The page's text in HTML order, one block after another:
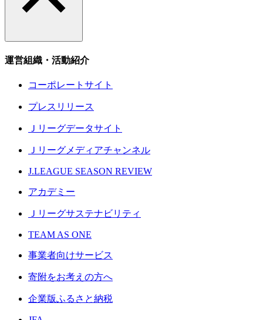
運営組織・活動紹介
コーポレートサイト
プレスリリース
Ｊリーグデータサイト
Ｊリーグメディアチャンネル
J.LEAGUE SEASON REVIEW
アカデミー
Ｊリーグサステナビリティ
TEAM AS ONE
事業者向けサービス
寄附をお考えの方へ
企業版ふるさと納税